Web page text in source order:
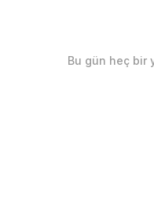
Bu gün heç bir